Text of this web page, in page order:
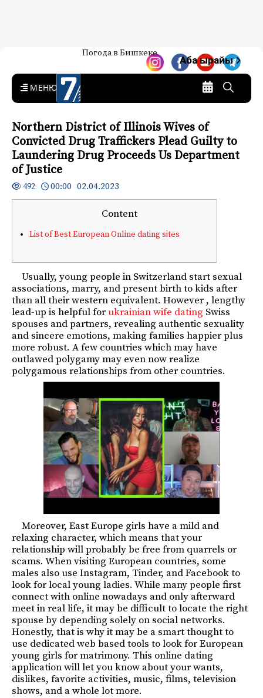
7-канал. Жаңылыктар —
Кыргызстан
Жаңылыктар — Кыргызстан
Погода в Бишкеке
Аба ырайы
MENU
Northern District of Illinois Wives of
Convicted Drug Traffickers Plead Guilty to
Laundering Drug Proceeds Us Department
of Justice
492 00:00 02.04.2023
Content
List of Best European Online dating sites
Usually, young people in Switzerland start sexual
associations, marry, and present birth to kids after
than all their western equivalent. However , lengthy
lead-up is helpful forukrainian wife dating Swiss
spouses and partners, revealing authentic sexuality
and sincere emotions, making families happier plus
more robust. A few countries which may have
outlawed polygamy may even now realize
polygamous relationships from other countries.
Moreover, East Europe girls have a mild and
relaxing character, which means that your
relationship will probably be free from quarrels or
scams. When visiting European countries, some
males also use Instagram, Tinder, and Facebook to
look for local young ladies. While many people first
connect with online nowadays and only afterward
meet in real life, it may be difficult to locate the right
spouse by depending solely on social networks.
Honestly, that is why it may be a smart thought to
use dedicated web based tools to look for European
young girls for matrimony. This online dating
application will let you know about your wants,
dislikes, favorite activities, music, films, television
shows, and a whole lot more.